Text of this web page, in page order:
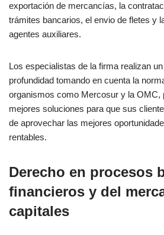
exportación de mercancías, la
trámites bancarios, el envio de fletes y
agentes auxiliares.
Los especialistas de la firma realizan
profundidad tomando en cuenta la
organismos como Mercosur y la OMC,
mejores soluciones para que sus
de aprovechar las mejores
rentables.
Derecho en procesos
financieros y del
capitales